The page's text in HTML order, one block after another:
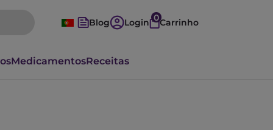
Blog Login 0Carrinho
MedicamentosReceitas